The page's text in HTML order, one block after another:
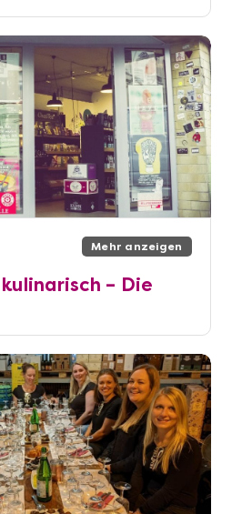
Mehr anzeigen
– Die